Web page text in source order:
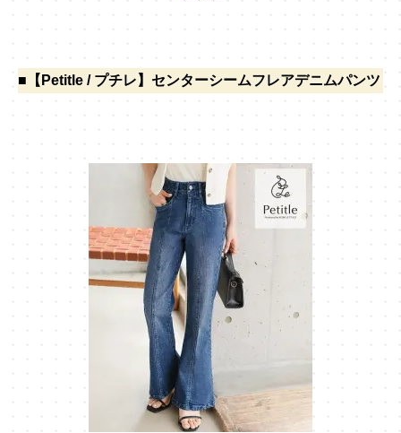
■【Petitle / プチレ】センターシームフレアデニムパンツ